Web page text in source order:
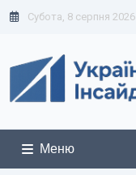
Субота, 8 серпня 2026
Меню